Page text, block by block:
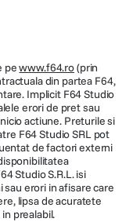
pewww.f64.ro(prin
din partea F64,
Implicit F64 Studio
erori de pret sau
actiune. Preturile si
F64 Studio SRL pot
de factori externi
Studio S.R.L. isi
erori in afisare care
lipsa de acuratete
prealabil.